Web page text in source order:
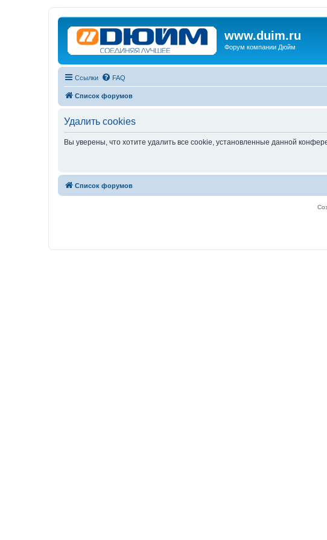
www.duim.ru
Форум компании Дюйм
Ссылки FAQ
Список форумов
Удалить cookies
Вы уверены, что хотите удалить все cookie, установленные данной
Список форумов